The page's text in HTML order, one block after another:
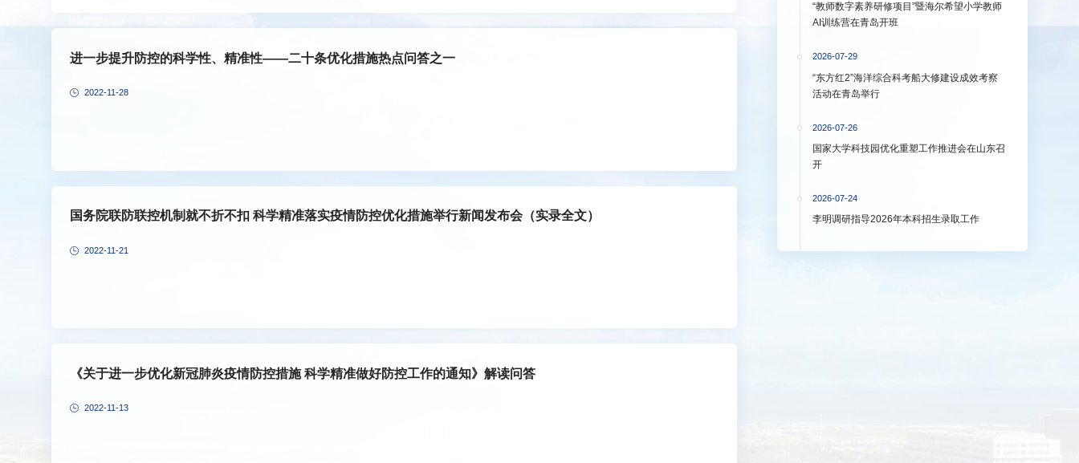
进一步提升防控的科学性、精准性——二十条优化措施热点问答之一
2022-11-28
国务院联防联控机制就不折不扣 科学精准落实疫情防控优化措施举行新闻发布会（实录全文）
2022-11-21
《关于进一步优化新冠肺炎疫情防控措施 科学精准做好防控工作的通知》解读问答
2022-11-13
“教师数字素养研修项目”暨海尔希望小学教师
AI训练营在青岛开班
2026-07-29
“东方红2”海洋综合科考船大修建设成效考察
活动在青岛举行
2026-07-26
国家大学科技园优化重塑工作推进会在山东召
开
2026-07-24
李明调研指导2026年本科招生录取工作